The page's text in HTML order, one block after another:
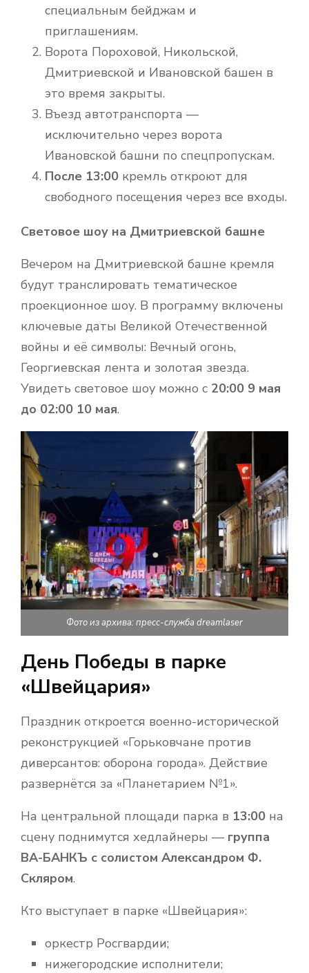
специальным бейджам и
приглашениям.
Ворота Пороховой, Никольской,
Дмитриевской и Ивановской башен в
это время закрыты.
Въезд автотранспорта —
исключительно через ворота
Ивановской башни по спецпропускам.
После 13:00 кремль откроют для
свободного посещения через все входы.
Световое шоу на Дмитриевской башне
Вечером на Дмитриевской башне кремля
будут транслировать тематическое
проекционное шоу. В программу включены
ключевые даты Великой Отечественной
войны и её символы: Вечный огонь,
Георгиевская лента и золотая звезда.
Увидеть световое шоу можно с 20:00 9 мая
до 02:00 10 мая.
Фото из архива: пресс-служба dreamlaser
День Победы в парке
«Швейцария»
Праздник откроется военно-исторической
реконструкцией «Горьковчане против
диверсантов: оборона города». Действие
развернётся за «Планетарием №1».
На центральной площади парка в 13:00 на
сцену поднимутся хедлайнеры — группа
ВА-БАНКЪ с солистом Александром Ф.
Скляром.
Кто выступает в парке «Швейцария»:
оркестр Росгвардии;
нижегородские исполнители;